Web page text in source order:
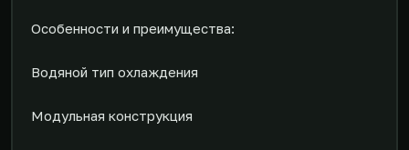
Особенности и преимущества:
Водяной тип охлаждения
Модульная конструкция